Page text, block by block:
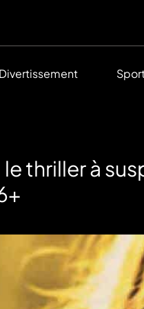
Divertissement
le thriller à